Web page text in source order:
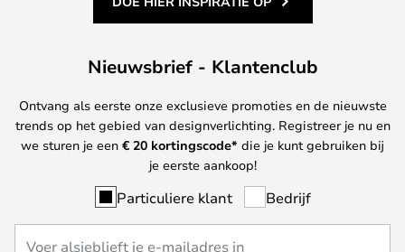
Nieuwsbrief - Klantenclub
Ontvang als eerste onze exclusieve promoties en de nieuwste
trends op het gebied van designverlichting. Registreer je nu en
we sturen je een € 20 kortingscode* die je kunt gebruiken bij
je eerste aankoop!
Particuliere klant Bedrijf